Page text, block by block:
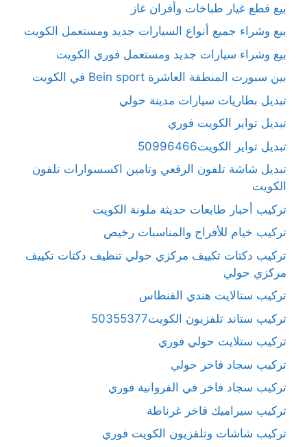
بيع قطع غيار طباخات وأفران غاز
بيع وشراء جميع أنواع السيارات جديد ومستعمل الكويت
بيع وشراء سيارات جديد ومستعمل فوري الكويت
بين سبورت المنطقة العاشرة Bein sport في الكويت
تبديل بطاريات سيارات مدينة حولي
تبديل تواير الكويت فوري
تبديل تواير الكويت50996466
تبديل شاشة تلفون الرقعي وتامين اكسسوارات تلفون
الكويت
تركيب أحبار طابعات حديثة ملونة الكويت
تركيب خيام للأفراح والمناسبات رخيص
تركيب دكتات تكييف مركزي حولي تنظيف دكتات تكييف
مركزي حولي
تركيب ستالايت هندي الفنطاس
تركيب ستاند تلفزيون الكويت50355377
تركيب ستلايت حولي فوري
تركيب سجاد فاخر حولي
تركيب سجاد فاخر في الفروانية فوري
تركيب سيراميك فاخر غرناطة
تركيب شاشات وتلفزيون الكويت فوري